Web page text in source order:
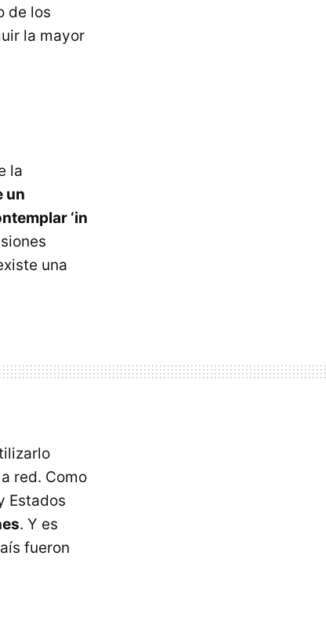
de los
la mayor
la
un
‘in
una
red. Como
Estados
. Y es
fueron